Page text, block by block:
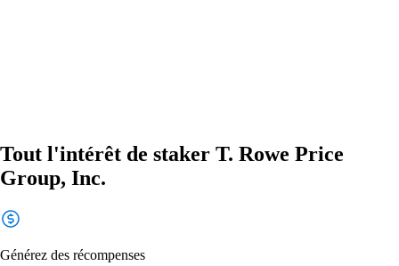
Tout l'intérêt de staker T. Rowe Price
Group, Inc.
Générez des récompenses